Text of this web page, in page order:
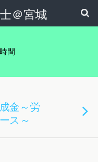
＠宮城
間
金～労
ス～